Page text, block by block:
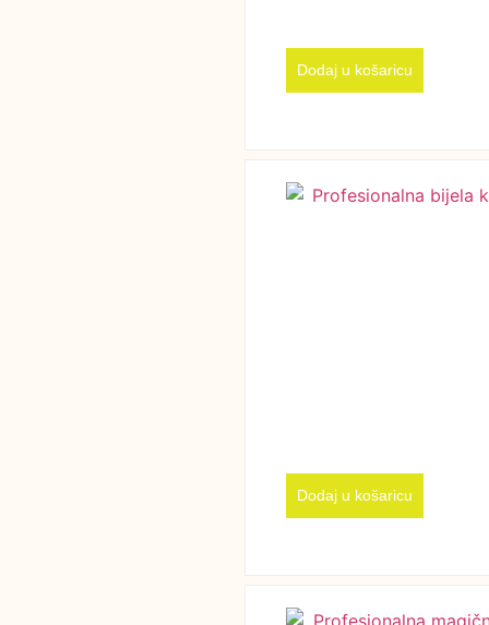
Dodaj u košaricu
Dodaj u košaricu